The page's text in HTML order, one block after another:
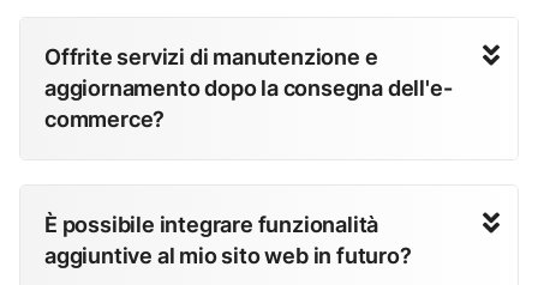
Offrite servizi di manutenzione e
aggiornamento dopo la consegna dell'e-
commerce?
È possibile integrare funzionalità
aggiuntive al mio sito web in futuro?